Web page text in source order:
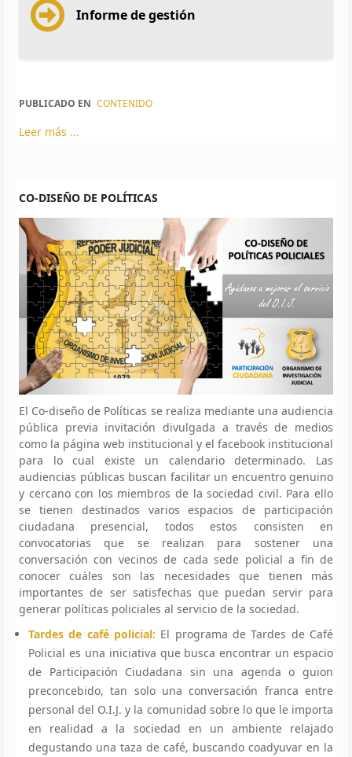
Informe de gestión
PUBLICADO EN CONTENIDO
Leer más ...
CO-DISEÑO DE POLÍTICAS
El Co-diseño de Políticas se realiza mediante una audiencia
pública previa invitación divulgada a través de medios
como la página web institucional y el facebook institucional
para lo cual existe un calendario determinado. Las
audiencias públicas buscan facilitar un encuentro genuino
y cercano con los miembros de la sociedad civil. Para ello
se tienen destinados varios espacios de participación
ciudadana presencial, todos estos consisten en
convocatorias que se realizan para sostener una
conversación con vecinos de cada sede policial a fin de
conocer cuáles son las necesidades que tienen más
importantes de ser satisfechas que puedan servir para
generar políticas policiales al servicio de la sociedad.
Tardes de café policial: El programa de Tardes de Café
Policial es una iniciativa que busca encontrar un espacio
de Participación Ciudadana sin una agenda o guion
preconcebido, tan solo una conversación franca entre
personal del O.I.J. y la comunidad sobre lo que le importa
en realidad a la sociedad en un ambiente relajado
degustando una taza de café, buscando coadyuvar en la